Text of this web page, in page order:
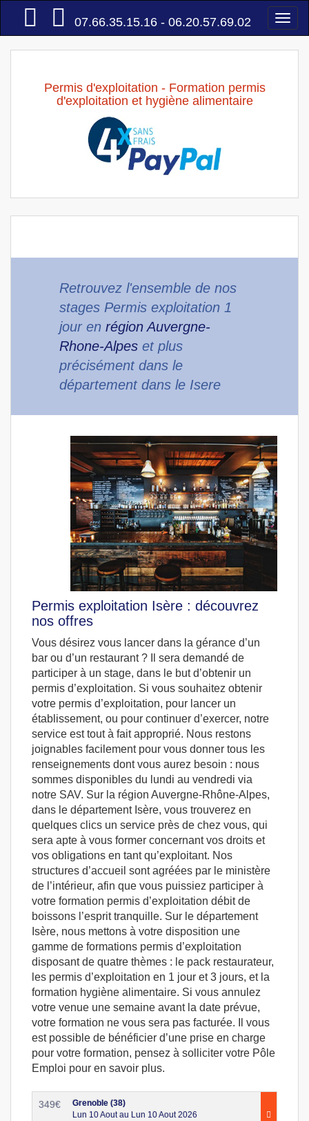
Accueil
07.66.35.15.16 - 06.20.57.69.02
Permis d'exploitation - Formation permis
d'exploitation et hygiène alimentaire
Retrouvez l'ensemble de nos
stages Permis exploitation 1
jour en région Auvergne-
Rhone-Alpes et plus
précisément dans le
département dans le Isere
Permis exploitation Isère : découvrez
nos offres
Vous désirez vous lancer dans la gérance d’un
bar ou d’un restaurant ? Il sera demandé de
participer à un stage, dans le but d’obtenir un
permis d’exploitation. Si vous souhaitez obtenir
votre permis d’exploitation, pour lancer un
établissement, ou pour continuer d’exercer, notre
service est tout à fait approprié. Nous restons
joignables facilement pour vous donner tous les
renseignements dont vous aurez besoin : nous
sommes disponibles du lundi au vendredi via
notre SAV. Sur la région Auvergne-Rhône-Alpes,
dans le département Isère, vous trouverez en
quelques clics un service près de chez vous, qui
sera apte à vous former concernant vos droits et
vos obligations en tant qu’exploitant. Nos
structures d’accueil sont agréées par le ministère
de l’intérieur, afin que vous puissiez participer à
votre formation permis d’exploitation débit de
boissons l’esprit tranquille. Sur le département
Isère, nous mettons à votre disposition une
gamme de formations permis d’exploitation
disposant de quatre thèmes : le pack restaurateur,
les permis d’exploitation en 1 jour et 3 jours, et la
formation hygiène alimentaire. Si vous annulez
votre venue une semaine avant la date prévue,
votre formation ne vous sera pas facturée. Il vous
est possible de bénéficier d’une prise en charge
pour votre formation, pensez à solliciter votre Pôle
Emploi pour en savoir plus.
349€
Grenoble (38)
Lun 10 Aout au Lun 10 Aout 2026